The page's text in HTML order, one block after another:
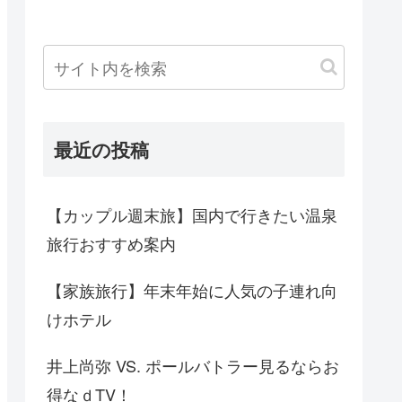
最近の投稿
【カップル週末旅】国内で行きたい温泉
旅行おすすめ案内
【家族旅行】年末年始に人気の子連れ向
けホテル
井上尚弥 VS. ポールバトラー見るならお
得なｄTV！